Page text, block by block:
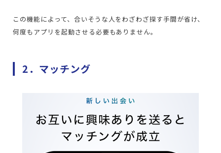
この機能によって、合いそうな人をわざわざ探す手間が省け、
何度もアプリを起動させる必要もありません。
2．マッチング